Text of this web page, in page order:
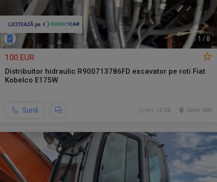
1 / 8
100 EUR
Distribuitor hidraulic R900713786FD excavator pe roti Fiat
Kobelco E175W
Sună Seini, MM
ieri, 10:08